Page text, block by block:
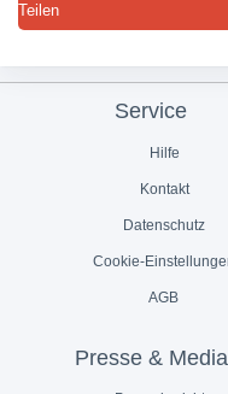
Teilen
Service
Hilfe
Kontakt
Datenschutz
Cookie-
AGB
Presse & Media